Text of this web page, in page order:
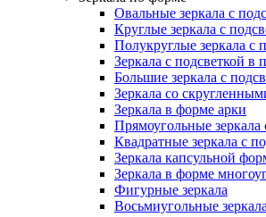
Овальные зеркала с
Круглые зеркала с
Полукруглые зеркала с
Зеркала с подсветкой в
Большие зеркала с
Зеркала со
Зеркала в форме арки
Прямоугольные зеркала
Квадратные зеркала с
Зеркала капсульной
Зеркала в форме
Фигурные зеркала
Восьмиугольные зеркала